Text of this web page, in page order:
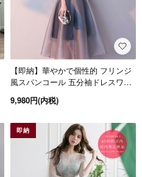
【即納】華やかで個性的 フリンジ
風スパンコール 五分袖ドレスワン
9,980円(内税)
即納